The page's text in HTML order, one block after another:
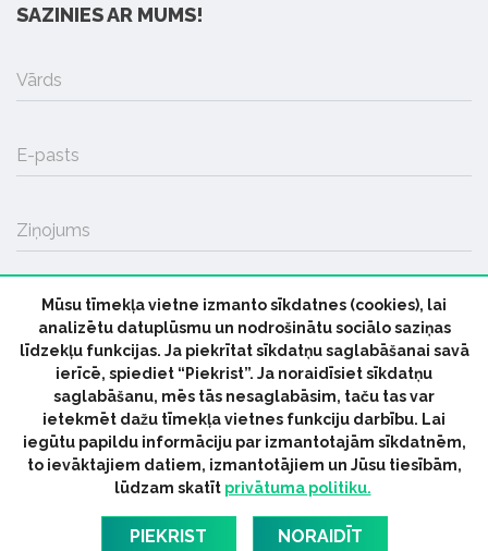
SAZINIES AR MUMS!
Vārds
E-pasts
Ziņojums
SŪTĪT
© 2026 parmuziku.lv, visas tiesības paturētas
ParMuziku.lv Mūzikas Ziņas
Industrijas Ziņas
Industrijas ABC
Mūzika Biznesam
Latvijas oficiālais
dziesmu TOPS
RIGaLIVE
Mūsu tīmekļa vietne izmanto sīkdatnes (cookies), lai
analizētu datuplūsmu un nodrošinātu sociālo saziņas
līdzekļu funkcijas. Ja piekrītat sīkdatņu saglabāšanai savā
ierīcē, spiediet “Piekrist”. Ja noraidīsiet sīkdatņu
saglabāšanu, mēs tās nesaglabāsim, taču tas var
ietekmēt dažu tīmekļa vietnes funkciju darbību. Lai
iegūtu papildu informāciju par izmantotajām sīkdatnēm,
to ievāktajiem datiem, izmantotājiem un Jūsu tiesībām,
lūdzam skatīt privātuma politiku.
PIEKRIST NORAIDĪT